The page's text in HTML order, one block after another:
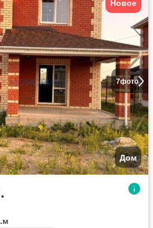
7фото
Новое
Дом